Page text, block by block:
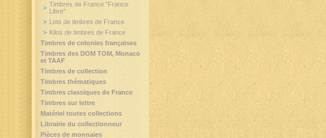
Timbres de France "France
Libre"
Lots de timbres de France
Kilos de timbres de France
Timbres de colonies françaises
Timbres des DOM TOM, Monaco
et TAAF
Timbres de collection
Timbres thématiques
Timbres classiques de France
Timbres sur lettre
Matériel toutes collections
Librairie du collectionneur
Pièces de monnaies